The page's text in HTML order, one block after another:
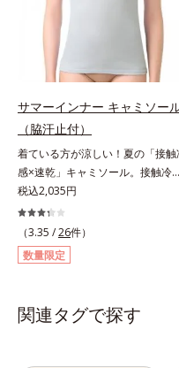
100％のやさしさと、シャリッとし
た生地感で爽快な着ごこち。よくあ
る化学繊維の夏インナーが苦手な方
にもおすすめです。
サマーインナー キャミソー
（脇汗止付）
着ている方が涼しい！夏の「接触
感×速乾」キャミソール。接触冷感
キャミソールこれ1枚着ている方
が、断然涼しくなる！「接触冷感×
速乾」インナーです。服を選ばず使
えるキャミソールは、初めての方に
おすすめのアイテムです。消臭ワキ
アウターに汗ジミを作らせません。
税込2,035円
（3.35 /26件）
数量限定
関連タグで探す